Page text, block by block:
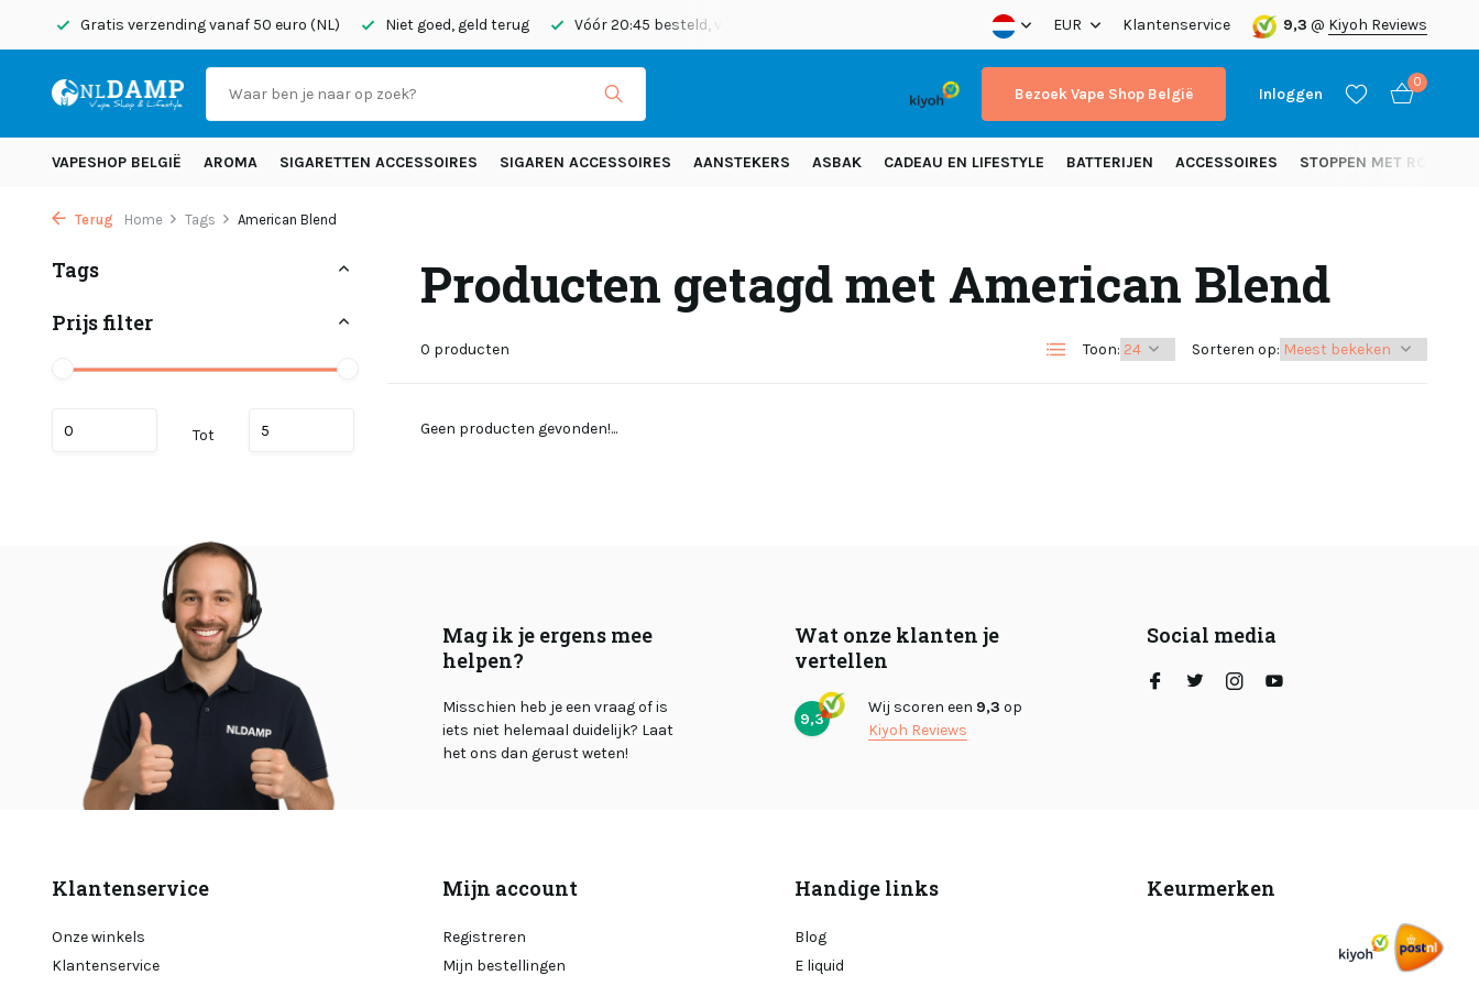
Gratis verzending vanaf 50 euro (NL) Niet goed, geld terug Vóór 20:45 besteld, vandaag verzonden Gratis verzending vanaf 50 euro (NL)
EUR Klantenservice 9,3 @ Kiyoh Reviews
Bezoek Vape Shop België Inloggen
Account aanmaken
0
VAPESHOP BELGIË AROMA SIGARETTEN ACCESSOIRES SIGAREN ACCESSOIRES AANSTEKERS ASBAK CADEAU EN LIFESTYLE BATTERIJEN ACCESSOIRES STOPPEN MET ROKEN
Terug Home Tags American Blend
Tags
Prijs filter
Tot
Producten getagd met American Blend
0 producten Toon: Sorteren op:
Geen producten gevonden!...
Mag ik je ergens mee
helpen?
Misschien heb je een vraag of is
iets niet helemaal duidelijk? Laat
het ons dan gerust weten!
Wat onze klanten je
vertellen
9,3
Wij scoren een 9,3 op
Kiyoh Reviews
Social media
Klantenservice
Onze winkels
Klantenservice
Mijn account
Registreren
Mijn bestellingen
Handige links
Blog
E liquid
Keurmerken